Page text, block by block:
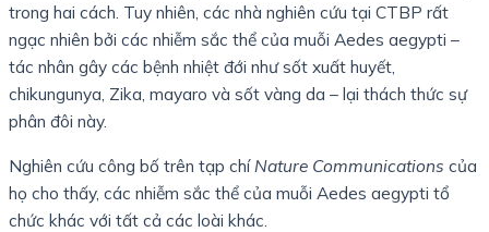
trong hai cách. Tuy nhiên, các nhà nghiên cứu tại CTBP rất
ngạc nhiên bởi các nhiễm sắc thể của muỗi Aedes aegypti –
tác nhân gây các bệnh nhiệt đới như sốt xuất huyết,
chikungunya, Zika, mayaro và sốt vàng da – lại thách thức sự
phân đôi này.
Nghiên cứu công bố trên tạp chí Nature Communications của
họ cho thấy, các nhiễm sắc thể của muỗi Aedes aegypti tổ
chức khác với tất cả các loài khác.